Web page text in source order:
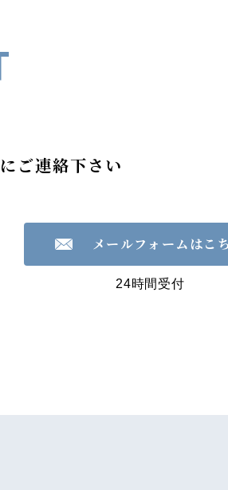
ご連絡下さい
メールフォームはこ
24時間受付